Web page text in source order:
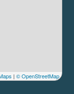
| © OpenStreetMap